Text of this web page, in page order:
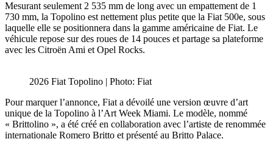
Mesurant seulement 2 535 mm de long avec un empattement de 1
730 mm, la Topolino est nettement plus petite que la Fiat 500e, sous
laquelle elle se positionnera dans la gamme américaine de Fiat. Le
véhicule repose sur des roues de 14 pouces et partage sa plateforme
avec les Citroën Ami et Opel Rocks.
2026 Fiat Topolino | Photo: Fiat
Pour marquer l’annonce, Fiat a dévoilé une version œuvre d’art
unique de la Topolino à l’Art Week Miami. Le modèle, nommé
« Brittolino », a été créé en collaboration avec l’artiste de renommée
internationale Romero Britto et présenté au Britto Palace.